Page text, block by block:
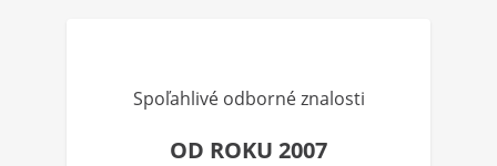
Spoľahlivé odborné znalosti
OD ROKU 2007